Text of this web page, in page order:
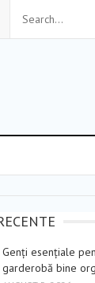
Genți esențiale
garderobă bine